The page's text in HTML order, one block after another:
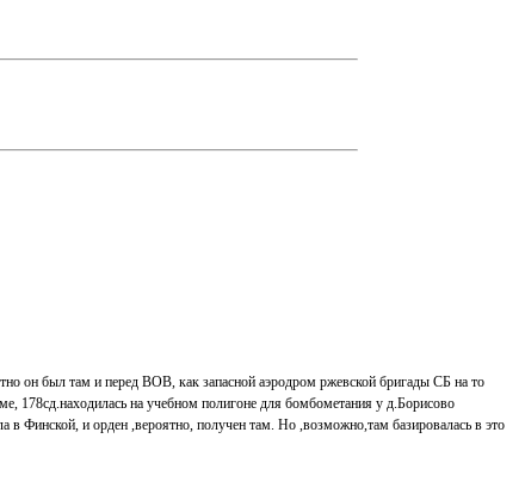
он был там и перед ВОВ, как запасной аэродром ржевской бригады СБ на то
178сд.находилась на учебном полигоне для бомбометания у д.Борисово
в Финской, и орден ,вероятно, получен там. Но ,возможно,там базировалась в это